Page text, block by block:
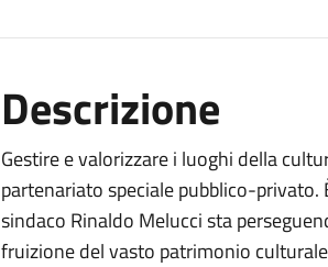
Descrizione
Gestire e valorizzare i luoghi della
partenariato speciale pubblico-privato.
sindaco Rinaldo Melucci sta
fruizione del vasto patrimonio